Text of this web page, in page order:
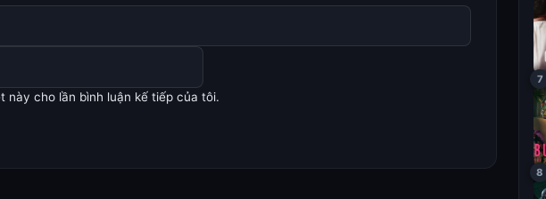
này cho lần bình luận kế tiếp của tôi.